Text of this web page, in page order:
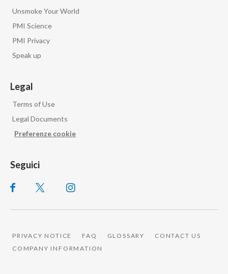
Unsmoke Your World
PMI Science
PMI Privacy
Speak up
Legal
Terms of Use
Legal Documents
Preferenze cookie
Seguici
PRIVACY NOTICE FAQ GLOSSARY
CONTACT US
COMPANY INFORMATION